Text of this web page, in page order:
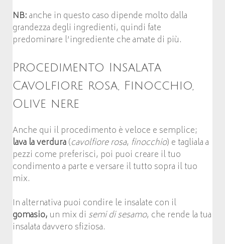
NB:anche in questo caso dipende molto dalla
grandezza degli ingredienti, quindi fate
predominare l’ingrediente che amate di più.
Procedimento Insalata
Cavolfiore rosa, Finocchio,
Olive nere
Anche qui il procedimento è veloce e semplice;
lava la verdura(cavolfiore rosa, finocchio) e tagliala a
pezzi come preferisci, poi puoi creare il tuo
condimento a parte e versare il tutto sopra il tuo
mix.
In alternativa puoi condire le insalate con il
gomasio, un mix di semi di sesamo, che rende la tua
insalata davvero sfiziosa.